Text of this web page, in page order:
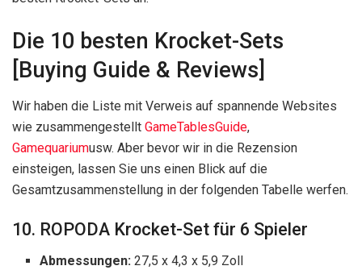
Die 10 besten Krocket-Sets
[Buying Guide & Reviews]
Wir haben die Liste mit Verweis auf spannende Websites
wie zusammengestellt GameTablesGuide,
Gamequariumusw. Aber bevor wir in die Rezension
einsteigen, lassen Sie uns einen Blick auf die
Gesamtzusammenstellung in der folgenden Tabelle werfen.
10. ROPODA Krocket-Set für 6 Spieler
Abmessungen: 27,5 x 4,3 x 5,9 Zoll